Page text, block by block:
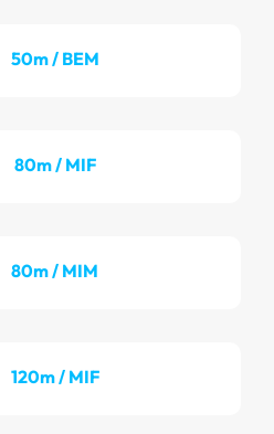
50m / BEM
80m / MIF
80m / MIM
120m / MIF